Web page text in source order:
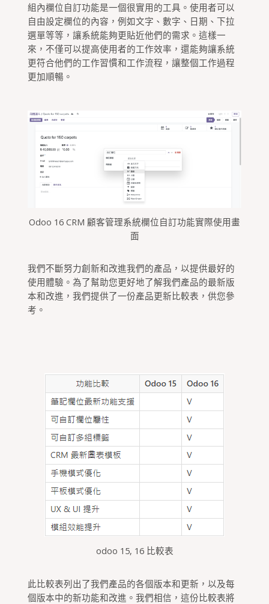
組內欄位自訂功能是一個很實用的工具。使用者可以
自由設定欄位的內容，例如文字、數字、日期、下拉
選單等等，讓系統能夠更貼近他們的需求。這樣一
來，不僅可以提高使用者的工作效率，還能夠讓系統
更符合他們的工作習慣和工作流程，讓整個工作過程
更加順暢。
Odoo 16 CRM 顧客管理系統欄位自訂功能實際使用畫
面
我們不斷努力創新和改進我們的產品，以提供最好的
使用體驗。為了幫助您更好地了解我們產品的最新版
本和改進，我們提供了一份產品更新比較表，供您參
考。
odoo 15, 16 比較表
此比較表列出了我們產品的各個版本和更新，以及每
個版本中的新功能和改進。我們相信，這份比較表將